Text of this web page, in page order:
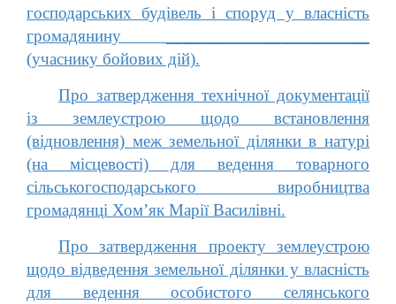
господарських будівель і споруд у власність
громадянину _______________________
(учаснику бойових дій).
Про затвердження технічної документації
із землеустрою щодо встановлення
(відновлення) меж земельної ділянки в натурі
(на місцевості) для ведення товарного
сільськогосподарського виробництва
громадянці Хом’як Марії Василівні.
Про затвердження проекту землеустрою
щодо відведення земельної ділянки у власність
для ведення особистого селянського